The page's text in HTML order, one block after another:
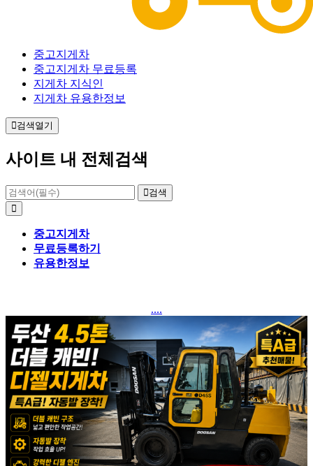
중고지게차
중고지게차 무료등록
지게차 지식인
지게차 유용한정보
검색열기
사이트 내 전체검색
검색
중고지게차
무료등록하기
유용한정보
....